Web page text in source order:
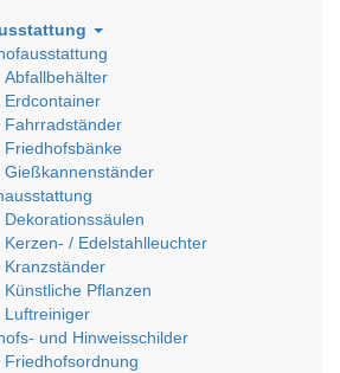
Abfallbehälter
Erdcontainer
Fahrradständer
Friedhofsbänke
Gießkannenständer
Dekorationssäulen
Kerzen- / Edelstahlleuchter
Kranzständer
Künstliche Pflanzen
Luftreiniger
und Hinweisschilder
Friedhofsordnung